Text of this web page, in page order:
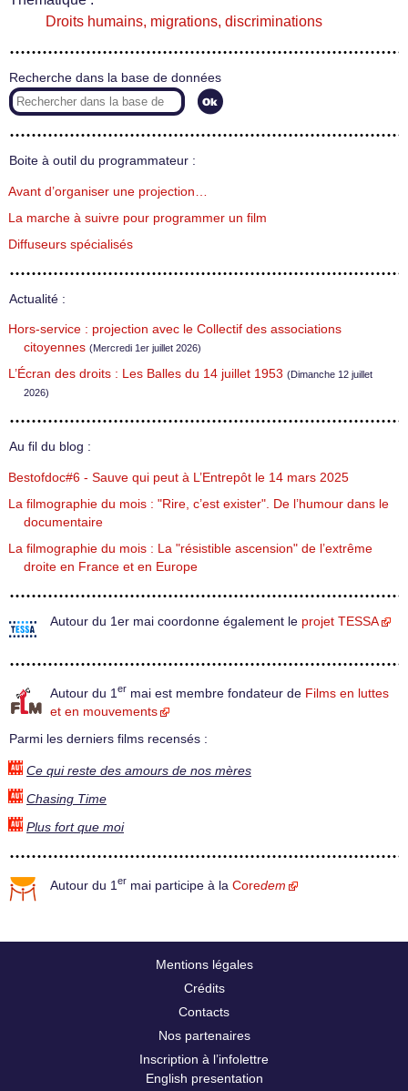
Droits humains, migrations, discriminations
Recherche dans la base de données
Boite à outil du programmateur :
Avant d’organiser une projection…
La marche à suivre pour programmer un film
Diffuseurs spécialisés
Actualité :
Hors-service : projection avec le Collectif des associations
citoyennes (Mercredi 1er juillet 2026)
L’Écran des droits : Les Balles du 14 juillet 1953 (Dimanche 12 juillet
2026)
Au fil du blog :
Bestofdoc#6 - Sauve qui peut à L’Entrepôt le 14 mars 2025
La filmographie du mois : "Rire, c’est exister". De l’humour dans le
documentaire
La filmographie du mois : La "résistible ascension" de l’extrême
droite en France et en Europe
Autour du 1er mai coordonne également le projet TESSA
Autour du 1 er mai est membre fondateur de Films en luttes
et en mouvements
Parmi les derniers films recensés :
Ce qui reste des amours de nos mères
Chasing Time
Plus fort que moi
Autour du 1 er mai participe à la Coredem
Mentions légales
Crédits
Contacts
Nos partenaires
Inscription à l’infolettre
English presentation